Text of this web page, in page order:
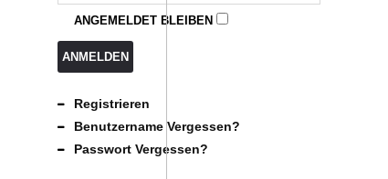
ANGEMELDET BLEIBEN
ANMELDEN
Registrieren
Benutzername Vergessen?
Passwort Vergessen?